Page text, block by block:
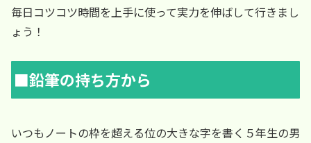
毎日コツコツ時間を上手に使って実力を伸ばして行きまし
ょう！
■鉛筆の持ち方から
いつもノートの枠を超える位の大きな字を書く５年生の男